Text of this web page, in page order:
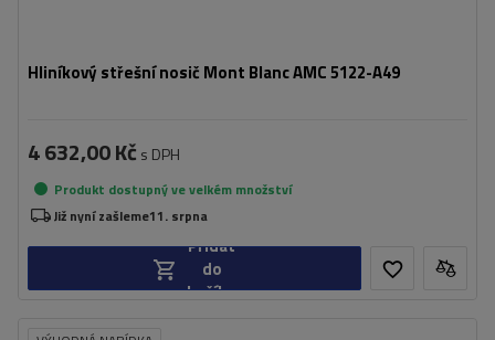
Hliníkový střešní nosič Mont Blanc AMC 5122-A49
4 632,00 Kč s DPH
Produkt dostupný ve velkém množství
Již nyní zašleme11. srpna
Přidat
do
košíku